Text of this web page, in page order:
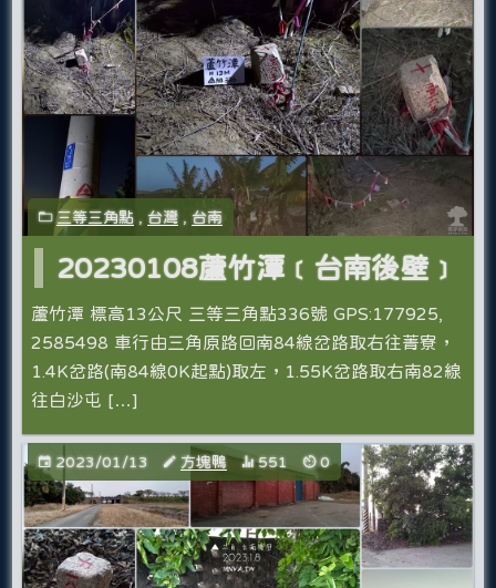
三等三角點 ,台灣 ,台南
20230108蘆竹潭﹝台南後壁﹞
蘆竹潭 標高13公尺 三等三角點336號 GPS:177925,
2585498 車行由三角原路回南84線岔路取右往菁寮，
1.4K岔路(南84線0K起點)取左，1.55K岔路取右南82線
往白沙屯 […]
2023/01/13 方塊鴨 551 0